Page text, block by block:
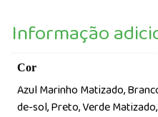
Informação
Cor
Azul Marinho Matizado,
de-sol, Preto, Verde